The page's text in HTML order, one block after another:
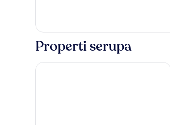
Super
Room
Properti serupa
Alqueby Hotel Bandung